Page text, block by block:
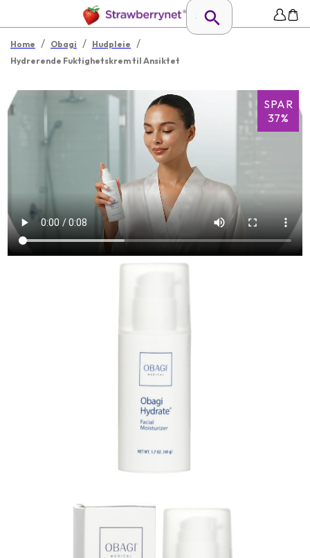
Home / Obagi / Hudpleie /
Hydrerende Fuktighetskrem til Ansiktet
SPAR
37%